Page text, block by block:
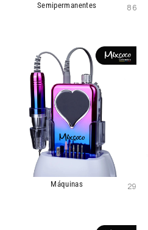
Semipermanentes 86
Máquinas 29